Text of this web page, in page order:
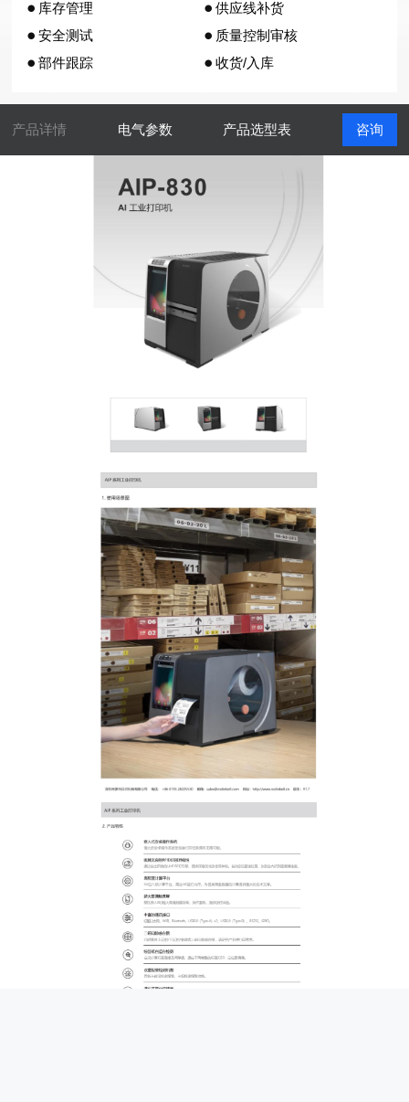
库存管理
供应线补货
安全测试
质量控制审核
部件跟踪
收货/入库
产品详情 电气参数 产品选型表 咨询